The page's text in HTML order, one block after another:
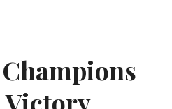
Victory